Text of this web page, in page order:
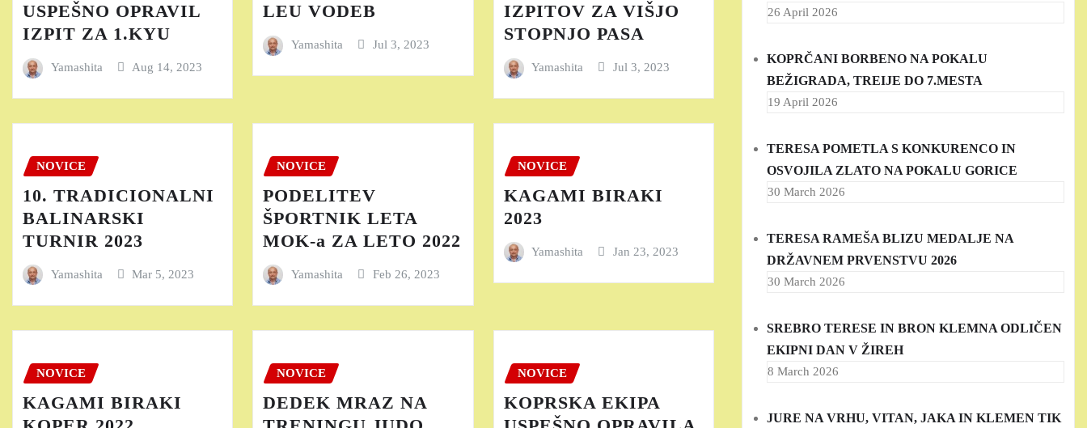
USPEŠNO OPRAVIL
IZPIT ZA 1.KYU
Yamashita Aug 14, 2023
LEU VODEB
Yamashita Jul 3, 2023
IZPITOV ZA VIŠJO
STOPNJO PASA
Yamashita Jul 3, 2023
NOVICE
10. TRADICIONALNI
BALINARSKI
TURNIR 2023
Yamashita Mar 5, 2023
NOVICE
PODELITEV
ŠPORTNIK LETA
MOK-a ZA LETO 2022
Yamashita Feb 26, 2023
NOVICE
KAGAMI BIRAKI
2023
Yamashita Jan 23, 2023
NOVICE
KAGAMI BIRAKI
NOVICE
DEDEK MRAZ NA
NOVICE
KOPRSKA EKIPA
26 April 2026
KOPRČANI BORBENO NA POKALU
BEŽIGRADA, TREIJE DO 7.MESTA
19 April 2026
TERESA POMETLA S KONKURENCO IN
OSVOJILA ZLATO NA POKALU GORICE
30 March 2026
TERESA RAMEŠA BLIZU MEDALJE NA
DRŽAVNEM PRVENSTVU 2026
30 March 2026
SREBRO TERESE IN BRON KLEMNA ODLIČEN
EKIPNI DAN V ŽIREH
8 March 2026
JURE NA VRHU, VITAN, JAKA IN KLEMEN TIK